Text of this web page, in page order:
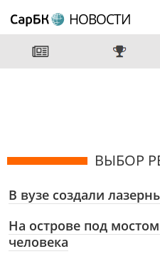
НОВОСТИ
ВЫБОР
В вузе создали
На острове под
человека